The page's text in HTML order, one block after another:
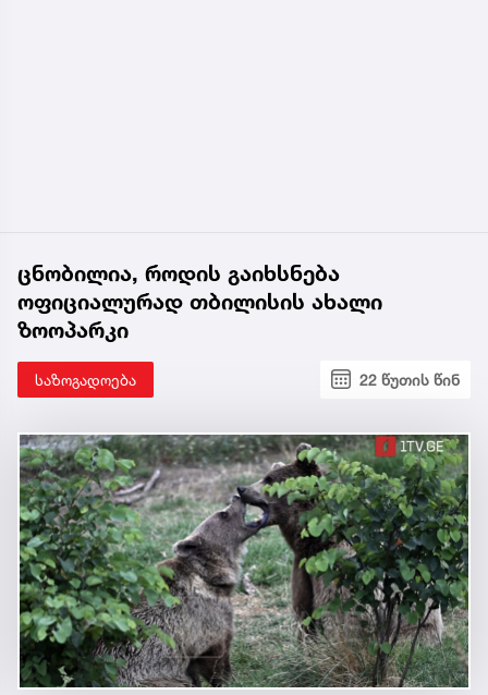
ცნობილია, როდის გაიხსნება
ოფიციალურად თბილისის ახალი
ზოოპარკი
საზოგადოება 22 წუთის წინ